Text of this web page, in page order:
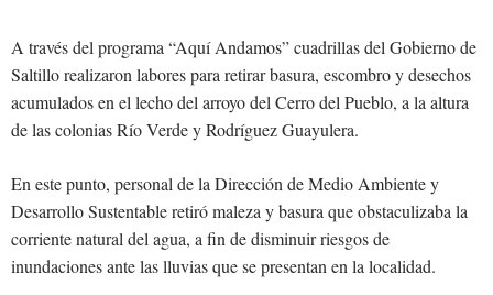
A través del programa “Aquí Andamos” cuadrillas del Gobierno de
Saltillo realizaron labores para retirar basura, escombro y desechos
acumulados en el lecho del arroyo del Cerro del Pueblo, a la altura
de las colonias Río Verde y Rodríguez Guayulera.
En este punto, personal de la Dirección de Medio Ambiente y
Desarrollo Sustentable retiró maleza y basura que obstaculizaba la
corriente natural del agua, a fin de disminuir riesgos de
inundaciones ante las lluvias que se presentan en la localidad.